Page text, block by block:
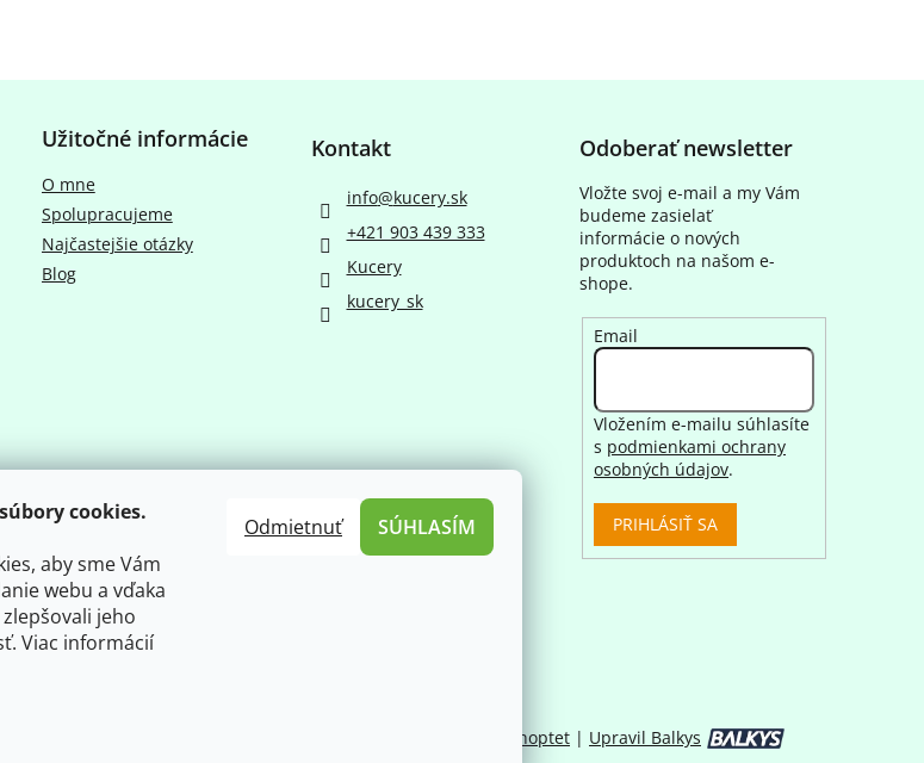
cookies.
aby sme Vám
webu a vďaka
jeho
Viac informácií
Odmietnuť SÚHLASÍM
Užitočné informácie
O mne
Spolupracujeme
Najčastejšie otázky
Blog
Kontakt
info@kucery.sk
+421 903 439 333
Kucery
kucery_sk
Odoberať newsletter
Vložte svoj e-mail a my Vám
budeme zasielať
informácie o nových
produktoch na našom e-
shope.
Email
Vložením e-mailu súhlasíte
s podmienkami ochrany
osobných údajov.
PRIHLÁSIŤ SA
Vytvoril Shoptet | Upravil Balkys